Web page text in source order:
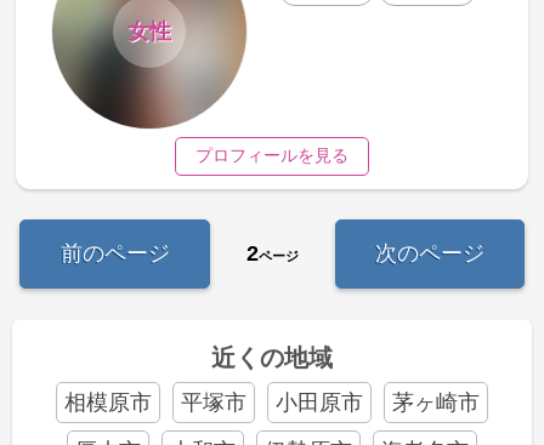
女性
プロフィールを見る
前のページ 2ページ 次のページ
近くの地域
相模原市 平塚市 小田原市
茅ヶ崎市